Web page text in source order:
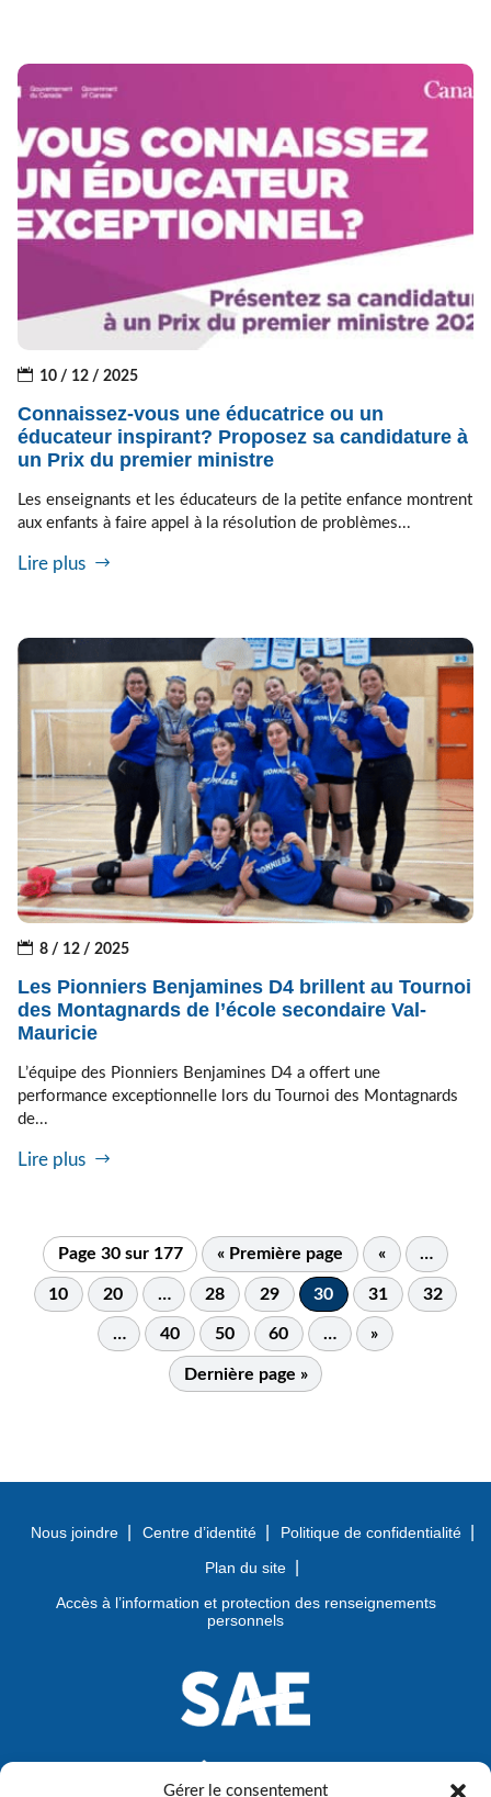
Gérer le consentement
10 / 12 / 2025
Connaissez-vous une éducatrice ou un
éducateur inspirant? Proposez sa candidature à
un Prix du premier ministre
Les enseignants et les éducateurs de la petite enfance montrent
aux enfants à faire appel à la résolution de problèmes...
Lire plus
8 / 12 / 2025
Les Pionniers Benjamines D4 brillent au Tournoi
des Montagnards de l’école secondaire Val-
Mauricie
L’équipe des Pionniers Benjamines D4 a offert une
performance exceptionnelle lors du Tournoi des Montagnards
de...
Lire plus
Page 30 sur 177 « Première page « …
10 20 … 28 29 30 31 32
… 40 50 60 … »
Dernière page »
Nous joindre Centre d’identité
Politique de confidentialité
Plan du site
Accès à l’information et protection des renseignements
personnels